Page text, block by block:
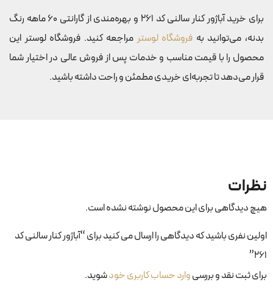
برای خرید آباژور کنار سالنی کد 261 و بهره‌مندی از گارانتی 60 ماهه رنگ
بدنه، می‌توانید به فروشگاه لوستر مراجعه کنید. فروشگاه لوستر این
محصول را با قیمت مناسب و خدمات پس از فروش عالی در اختیار شما
قرار می‌دهد تا تجربه‌ای خریدی مطمئن و راحت داشته باشید.
نظرات
هیچ دیدگاهی برای این محصول نوشته نشده است.
اولین نفری باشید که دیدگاهی را ارسال می کنید برای “آباژور کنار سالنی کد
۲۶۱”
برای ثبت نقد و بررسیوارد حساب کاربری خودشوید.